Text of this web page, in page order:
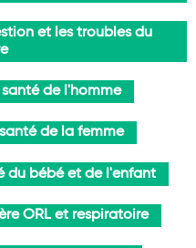
et les troubles du
de l'homme
de la femme
du bébé et de l'enfant
ORL et respiratoire